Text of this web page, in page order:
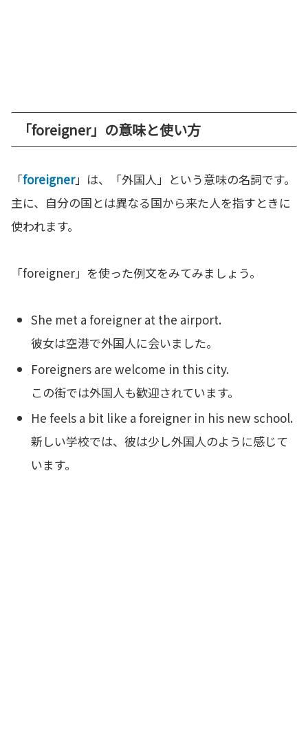
「foreigner」の意味と使い方
「foreigner」は、「外国人」という意味の名詞です。
主に、自分の国とは異なる国から来た人を指すときに
使われます。
「foreigner」を使った例文をみてみましょう。
She met a foreigner at the airport.
彼女は空港で外国人に会いました。
Foreigners are welcome in this city.
この街では外国人も歓迎されています。
He feels a bit like a foreigner in his new school.
新しい学校では、彼は少し外国人のように感じて
います。